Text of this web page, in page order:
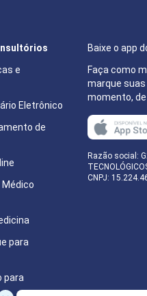
Baixe o app
Faça como
marque
momento, de
Razão social:
CNPJ:
e
Eletrônico
de
para
para